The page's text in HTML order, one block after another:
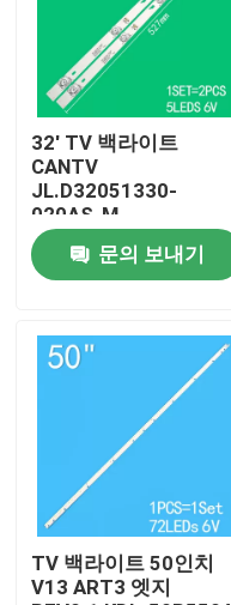
화면
우리에 대하여
공장 여행
연락주세요
인용문을 요구하세요
LED TV 백라이트
32' TV 백라이트
CANTV
JL.D32051330-
020AS-M
32HR332M05A1 V3
4D-LE3202-YC1P0Z1
문의 보내기
TV 백라이트 50인치
V13 ART3 엣지